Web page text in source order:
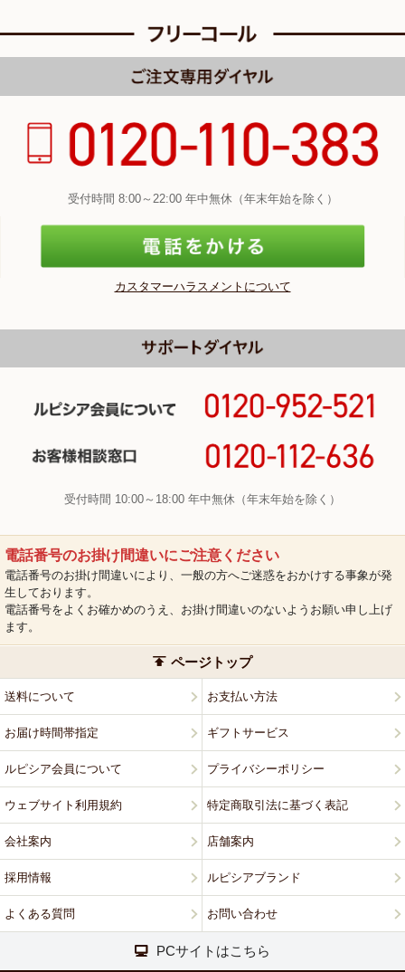
受付時間 8:00～22:00 年中無休（年末年始を除く）
カスタマーハラスメントについて
受付時間 10:00～18:00 年中無休（年末年始を除く）
電話番号のお掛け間違いにご注意ください
電話番号のお掛け間違いにより、一般の方へご迷惑をおかけする事象が発
生しております。
電話番号をよくお確かめのうえ、お掛け間違いのないようお願い申し上げ
ます。
ページトップ
送料について お支払い方法
お届け時間帯指定 ギフトサービス
ルピシア会員について プライバシーポリシー
ウェブサイト利用規約 特定商取引法に基づく表記
会社案内 店舗案内
採用情報 ルピシアブランド
よくある質問 お問い合わせ
PCサイトはこちら